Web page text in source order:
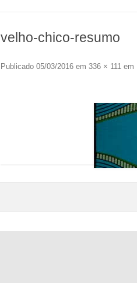
velho-chico-resumo
Publicado 05/03/2016em 336 × 111em